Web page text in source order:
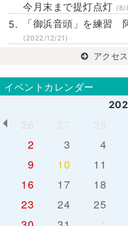
今月末まで提灯点灯 (8/
「御浜音頭」を練習
(2022/12/21)
アクセ
イベントカレンダー
26
2
3 4
9
10 11
16
17 18
23
24 25